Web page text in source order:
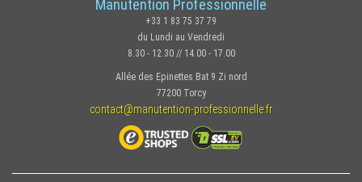
Manutention Professionnelle
+33 1 83 75 37 79
du Lundi au Vendredi
8.30 - 12.30 // 14.00 - 17.00
Allée des Epinettes Bat 9 Zi nord
77200 Torcy
contact@manutention-professionnelle.fr